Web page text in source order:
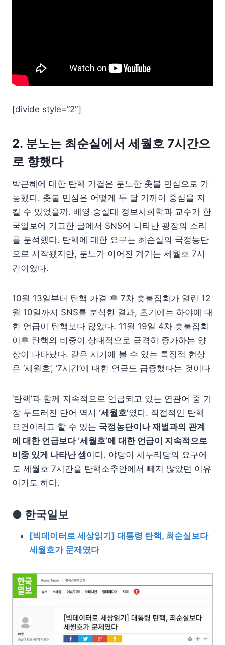
[divide style=”2″]
2. 분노는 최순실에서 세월호 7시간으
로 향했다
박근혜에 대한 탄핵 가결은 분노한 촛불 민심으로 가
능했다. 촛불 민심은 어떻게 두 달 가까이 중심을 지
킬 수 있었을까. 배영 숭실대 정보사회학과 교수가 한
국일보에 기고한 글에서 SNS에 나타난 광장의 소리
를 분석했다. 탄핵에 대한 요구는 최순실의 국정농단
으로 시작됐지만, 분노가 이어진 계기는 세월호 7시
간이었다.
10월 13일부터 탄핵 가결 후 7차 촛불집회가 열린 12
월 10일까지 SNS를 분석한 결과, 초기에는 하야에 대
한 언급이 탄핵보다 많았다. 11월 19일 4차 촛불집회
이후 탄핵의 비중이 상대적으로 급격히 증가하는 양
상이 나타났다. 같은 시기에 볼 수 있는 특징적 현상
은 ‘세월호’, ‘7시간’에 대한 언급도 급증했다는 것이다
‘탄핵’과 함께 지속적으로 언급되고 있는 연관어 중 가
장 두드러진 단어 역시 ‘세월호’였다. 직접적인 탄핵
요건이라고 할 수 있는 국정농단이나 재벌과의 관계
에 대한 언급보다 ‘세월호’에 대한 언급이 지속적으로
비중 있게 나타난 셈 이다. 야당이 새누리당의 요구에
도 세월호 7시간을 탄핵소추안에서 빼지 않았던 이유
이기도 하다.
● 한국일보
[빅데이터로 세상읽기] 대통령 탄핵, 최순실보다
세월호가 문제였다